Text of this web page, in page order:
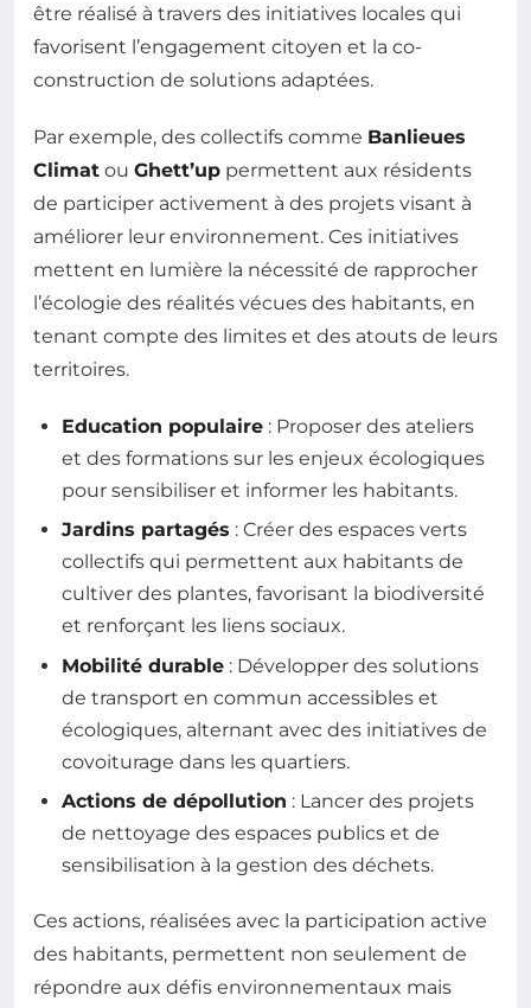
être réalisé à travers des initiatives locales qui
favorisent l’engagement citoyen et la co-
construction de solutions adaptées.
Par exemple, des collectifs comme Banlieues
Climat ou Ghett’up permettent aux résidents
de participer activement à des projets visant à
améliorer leur environnement. Ces initiatives
mettent en lumière la nécessité de rapprocher
l’écologie des réalités vécues des habitants, en
tenant compte des limites et des atouts de leurs
territoires.
Education populaire : Proposer des ateliers
et des formations sur les enjeux écologiques
pour sensibiliser et informer les habitants.
Jardins partagés : Créer des espaces verts
collectifs qui permettent aux habitants de
cultiver des plantes, favorisant la biodiversité
et renforçant les liens sociaux.
Mobilité durable : Développer des solutions
de transport en commun accessibles et
écologiques, alternant avec des initiatives de
covoiturage dans les quartiers.
Actions de dépollution : Lancer des projets
de nettoyage des espaces publics et de
sensibilisation à la gestion des déchets.
Ces actions, réalisées avec la participation active
des habitants, permettent non seulement de
répondre aux défis environnementaux mais